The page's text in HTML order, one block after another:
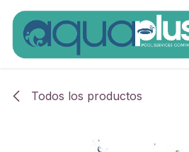
Ir al contenido
Todos los productos